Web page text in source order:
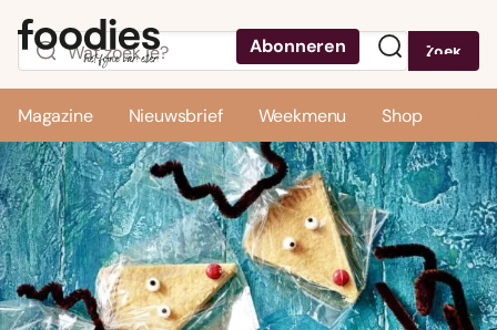
Abonneren Zoek
Magazine Nieuwsbrief Weekmenu Shop